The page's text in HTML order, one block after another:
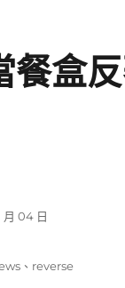
餐盒
月 04 日
、 reverse